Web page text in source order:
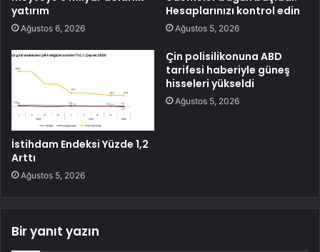
yatırım
Ağustos 6, 2026
Hesaplarınızı kontrol edin
Ağustos 5, 2026
İstihdam Endeksi Yüzde 1,2
Arttı
Ağustos 5, 2026
Çin polisilikonuna ABD
tarifesi haberiyle güneş
hisseleri yükseldi
Ağustos 5, 2026
Bir yanıt yazın